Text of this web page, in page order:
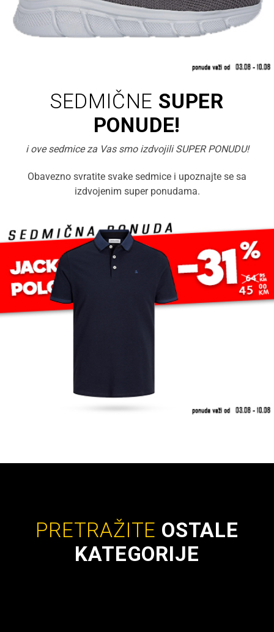
SEDMIČNE SUPER
PONUDE!
i ove sedmice za Vas smo izdvojili SUPER PONUDU!
Obavezno svratite svake sedmice i upoznajte se sa
izdvojenim super ponudama.
PRETRAŽITE OSTALE
KATEGORIJE